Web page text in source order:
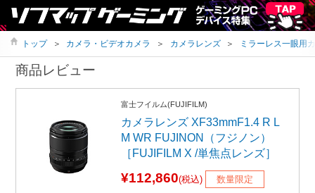
トップ ＞ カメラ・ビデオカメラ ＞ カメラレンズ ＞ ミラーレス一眼用
商品レビュー
富士フイルム(FUJIFILM)
カメラレンズ XF33mmF1.4 R L
M WR FUJINON（フジノン）
［FUJIFILM X /単焦点レンズ］
¥112,860(税込) 数量限定